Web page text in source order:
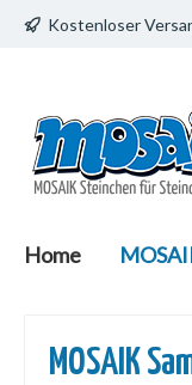
Hauptinhalt springen
Zur Suche springen
ZurKostenloser
Home
MOSAIK